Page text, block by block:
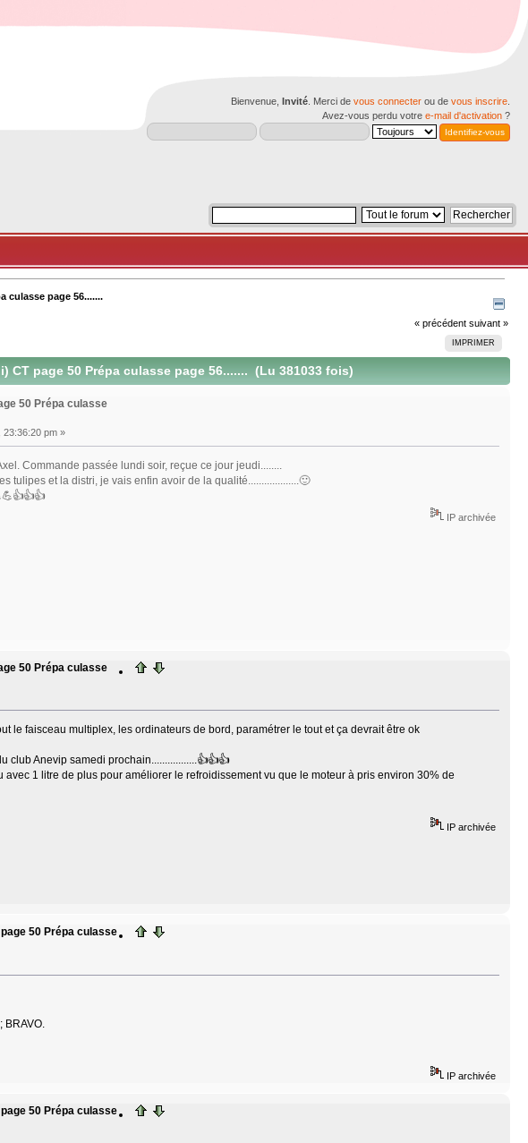
Bienvenue, Invité . Merci de vous connecter ou de vous inscrire
Avez-vous perdu votre e-mail d'activation ?
culasse page 56.......
« précédent suivant »
IMPRIMER
CT page 50 Prépa culasse page 56....... (Lu 381033 fois)
50 Prépa culasse
23:36:20 pm »
Commande passée lundi soir, reçue ce jour jeudi........
tulipes et la distri, je vais enfin avoir de la qualité...................🙂
IP archivée
50 Prépa culasse
le faisceau multiplex, les ordinateurs de bord, paramétrer le tout et ça devrait être ok
Anevip samedi prochain.................👍👍👍
1 litre de plus pour améliorer le refroidissement vu que le moteur à pris environ 30% de
IP archivée
50 Prépa culasse
BRAVO.
IP archivée
50 Prépa culasse